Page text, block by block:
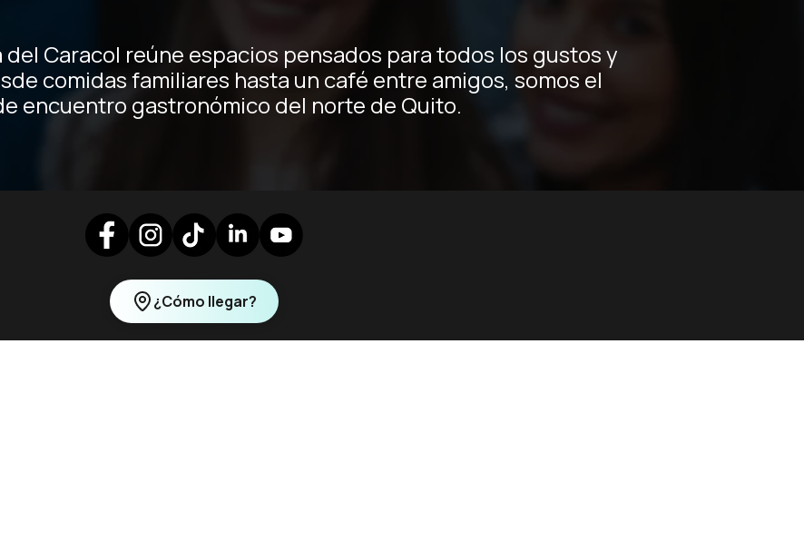
Caracol reúne espacios pensados para todos los gustos y
comidas familiares hasta un café entre amigos, somos el
encuentro gastronómico del norte de Quito.
¿Cómo llegar?